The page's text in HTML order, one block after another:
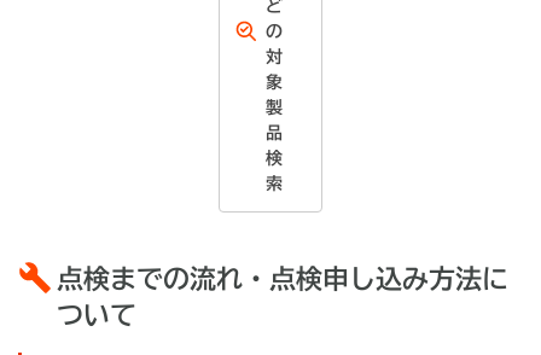
ど
の
対
象
製
品
検
索
点検までの流れ・点検申し込み方法に
ついて